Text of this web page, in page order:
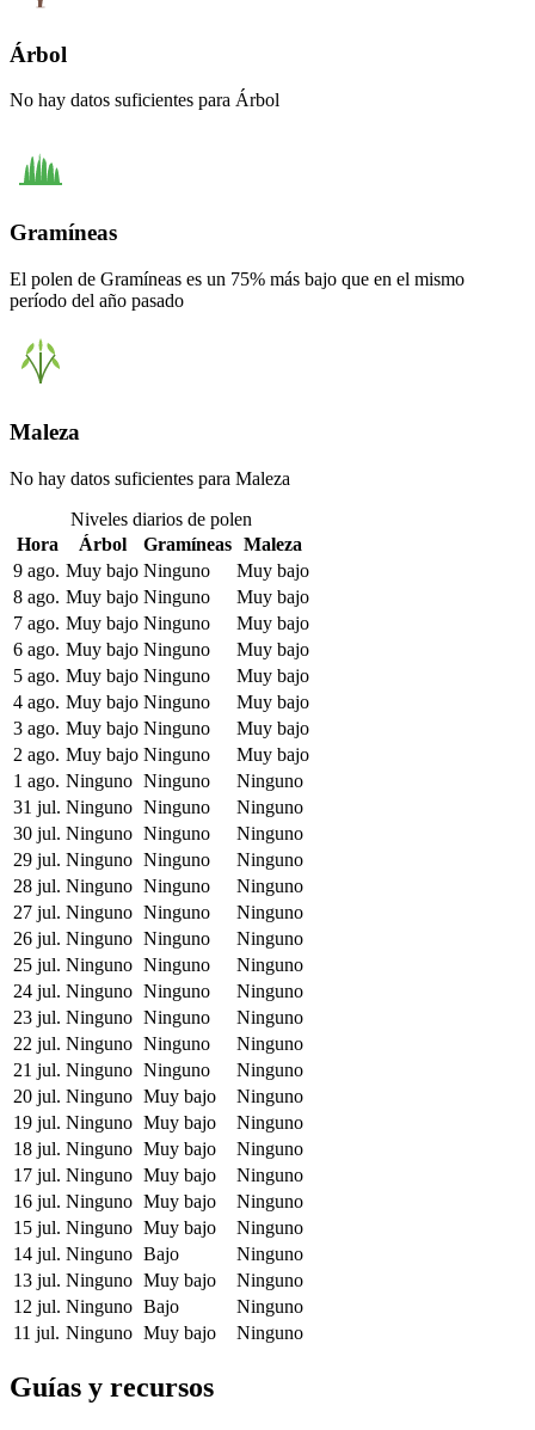
Árbol
No hay datos suficientes para Árbol
Gramíneas
El polen de Gramíneas es un 75% más bajo que en el mismo
período del año pasado
Maleza
No hay datos suficientes para Maleza
Niveles diarios de polen
Hora
Árbol Gramíneas Maleza
9 ago. Muy bajo Ninguno
Muy bajo
8 ago. Muy bajo Ninguno
Muy bajo
7 ago. Muy bajo Ninguno
Muy bajo
6 ago. Muy bajo Ninguno
Muy bajo
5 ago. Muy bajo Ninguno
Muy bajo
4 ago. Muy bajo Ninguno
Muy bajo
3 ago. Muy bajo Ninguno
Muy bajo
2 ago. Muy bajo Ninguno
Muy bajo
1 ago. Ninguno Ninguno
Ninguno
31 jul. Ninguno Ninguno
Ninguno
30 jul. Ninguno Ninguno
Ninguno
29 jul. Ninguno Ninguno
Ninguno
28 jul. Ninguno Ninguno
Ninguno
27 jul. Ninguno Ninguno
Ninguno
26 jul. Ninguno Ninguno
Ninguno
25 jul. Ninguno Ninguno
Ninguno
24 jul. Ninguno Ninguno
Ninguno
23 jul. Ninguno Ninguno
Ninguno
22 jul. Ninguno Ninguno
Ninguno
21 jul. Ninguno Ninguno
Ninguno
20 jul. Ninguno Muy bajo
Ninguno
19 jul. Ninguno Muy bajo
Ninguno
18 jul. Ninguno Muy bajo
Ninguno
17 jul. Ninguno Muy bajo
Ninguno
16 jul. Ninguno Muy bajo
Ninguno
15 jul. Ninguno Muy bajo
Ninguno
14 jul. Ninguno Bajo
Ninguno
13 jul. Ninguno Muy bajo
Ninguno
12 jul. Ninguno Bajo
Ninguno
11 jul. Ninguno Muy bajo Ninguno
Guías y recursos